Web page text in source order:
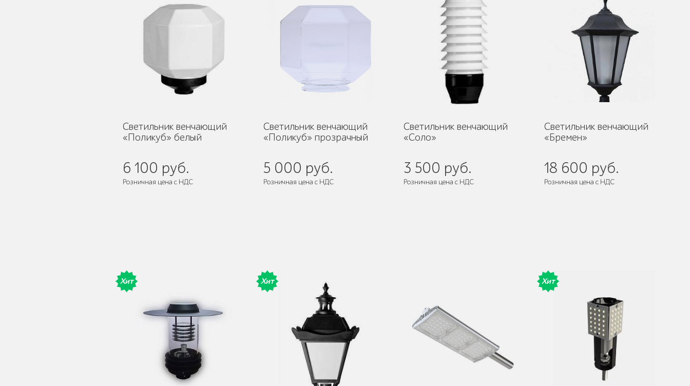
Светильник венчающий
«Поликуб» белый
6 100 руб.
Розничная цена с НДС
Светильник венчающий
«Поликуб» прозрачный
5 000 руб.
Розничная цена с НДС
Светильник венчающий
«Соло»
3 500 руб.
Розничная цена с НДС
Светильник венчающий
«Бремен»
18 600 руб.
Розничная цена с НДС
Хит Хит Хит